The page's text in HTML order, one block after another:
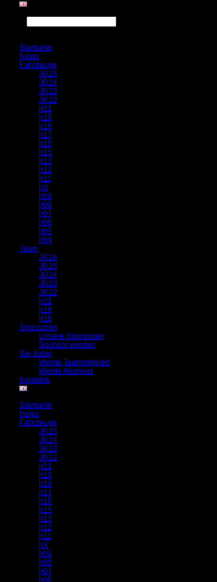
Startseite
News
Fahrzeuge
JR25
JR24
JR23
JR22
jr21
jr19
jr18
jr17
jr16
jr15
jr13
jr12
jr11
jrX
jr09
jr08
jr07
jr06
jr05
jr04
Team
JR26
JR25
JR24
JR23
JR22
jr21
jr19
jr18
Sponsoren
Unsere Sponsoren
Sponsor werden
Sei dabei
Werde Teammitglied
Werde Alumnus
Kontakte
Startseite
News
Fahrzeuge
JR25
JR24
JR23
JR22
jr21
jr19
jr18
jr17
jr16
jr15
jr13
jr12
jr11
jrX
jr09
jr08
jr07
jr06